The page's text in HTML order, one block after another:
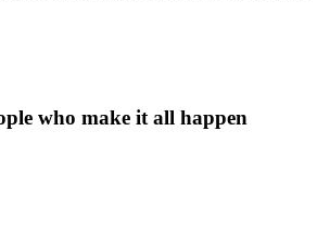
who make it all happen